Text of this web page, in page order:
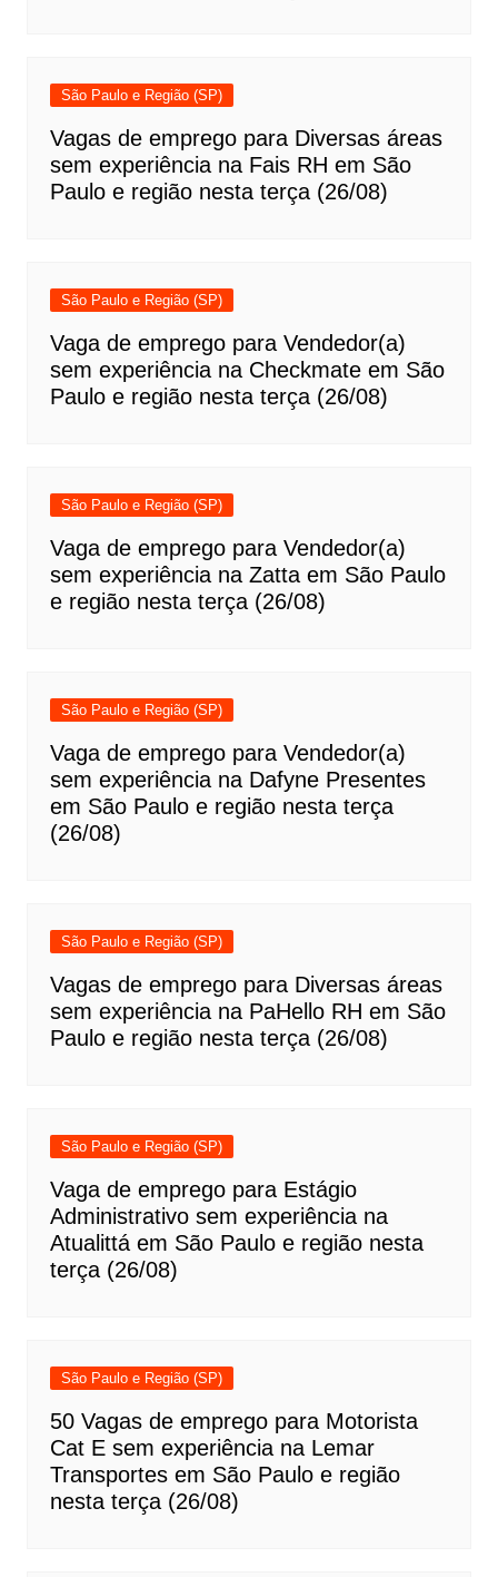
São Paulo e Região (SP)
Vagas de emprego para Diversas áreas
sem experiência na Fais RH em São
Paulo e região nesta terça (26/08)
São Paulo e Região (SP)
Vaga de emprego para Vendedor(a)
sem experiência na Checkmate em São
Paulo e região nesta terça (26/08)
São Paulo e Região (SP)
Vaga de emprego para Vendedor(a)
sem experiência na Zatta em São Paulo
e região nesta terça (26/08)
São Paulo e Região (SP)
Vaga de emprego para Vendedor(a)
sem experiência na Dafyne Presentes
em São Paulo e região nesta terça
(26/08)
São Paulo e Região (SP)
Vagas de emprego para Diversas áreas
sem experiência na PaHello RH em São
Paulo e região nesta terça (26/08)
São Paulo e Região (SP)
Vaga de emprego para Estágio
Administrativo sem experiência na
Atualittá em São Paulo e região nesta
terça (26/08)
São Paulo e Região (SP)
50 Vagas de emprego para Motorista
Cat E sem experiência na Lemar
Transportes em São Paulo e região
nesta terça (26/08)